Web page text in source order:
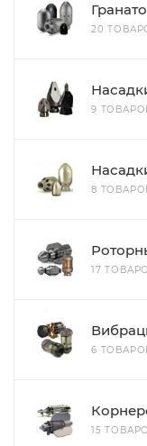
20
9
8
17
6
15